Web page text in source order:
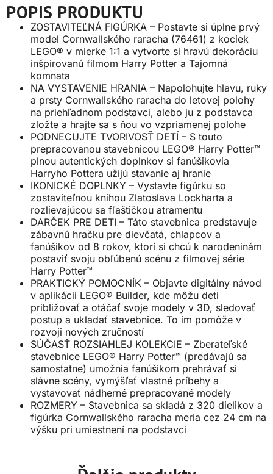
POPIS PRODUKTU
ZOSTAVITEĽNÁ FIGÚRKA – Postavte si úplne prvý
model Cornwallského raracha (76461) z kociek
LEGO® v mierke 1:1 a vytvorte si hravú dekoráciu
inšpirovanú filmom Harry Potter a Tajomná
komnata
NA VYSTAVENIE HRANIA – Napolohujte hlavu, ruky
a prsty Cornwallského raracha do letovej polohy
na priehľadnom podstavci, alebo ju z podstavca
zložte a hrajte sa s ňou vo vzpriamenej polohe
PODNECUJTE TVORIVOSŤ DETÍ – S touto
prepracovanou stavebnicou LEGO® Harry Potter™
plnou autentických doplnkov si fanúšikovia
Harryho Pottera užijú stavanie aj hranie
IKONICKÉ DOPLNKY – Vystavte figúrku so
zostaviteľnou knihou Zlatoslava Lockharta a
rozlievajúcou sa fľaštičkou atramentu
DARČEK PRE DETI – Táto stavebnica predstavuje
zábavnú hračku pre dievčatá, chlapcov a
fanúšikov od 8 rokov, ktorí si chcú k narodeninám
postaviť svoju obľúbenú scénu z filmovej série
Harry Potter™
PRAKTICKÝ POMOCNÍK – Objavte digitálny návod
v aplikácii LEGO® Builder, kde môžu deti
približovať a otáčať svoje modely v 3D, sledovať
postup a ukladať stavebnice. To im pomôže v
rozvoji nových zručností
SÚČASŤ ROZSIAHLEJ KOLEKCIE – Zberateľské
stavebnice LEGO® Harry Potter™ (predávajú sa
samostatne) umožnia fanúšikom prehrávať si
slávne scény, vymýšľať vlastné príbehy a
vystavovať nádherné prepracované modely
ROZMERY – Stavebnica sa skladá z 320 dielikov a
figúrka Cornwallského raracha meria cez 24 cm na
výšku pri umiestnení na podstavci